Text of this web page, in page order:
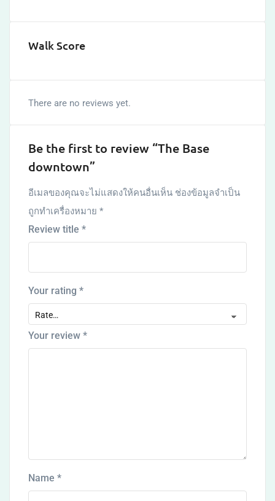
Walk Score
There are no reviews yet.
Be the first to review “The Base
downtown”
อีเมลของคุณจะไม่แสดงให้คนอื่นเห็น ช่องข้อมูลจำเป็น
ถูกทำเครื่องหมาย *
Review title *
Your rating *
Your review *
Name *